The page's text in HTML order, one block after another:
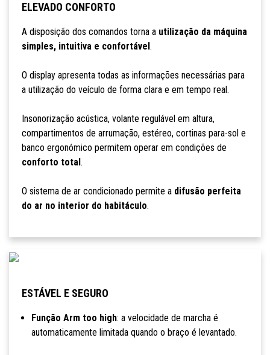
ELEVADO CONFORTO
A disposição dos comandos torna a utilização da máquina
simples, intuitiva e confortável .
O display apresenta todas as informações necessárias para
a utilização do veículo de forma clara e em tempo real.
Insonorização acústica, volante regulável em altura,
compartimentos de arrumação, estéreo, cortinas para-sol e
banco ergonómico permitem operar em condições de
conforto total .
O sistema de ar condicionado permite a difusão perfeita
do ar no interior do habitáculo.
ESTÁVEL E SEGURO
Função Arm too high: a velocidade de marcha é
automaticamente limitada quando o braço é levantado.